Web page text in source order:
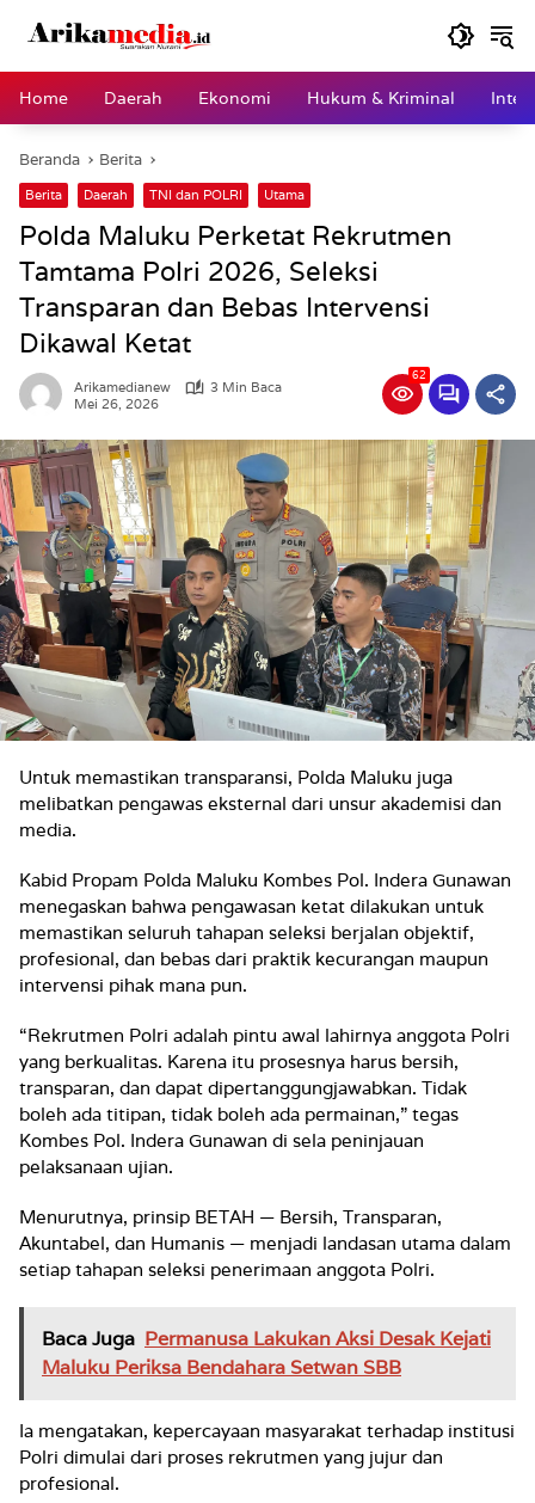
Home
Daerah Ekonomi Hukum & Kriminal
Beranda Berita
Berita Daerah TNI dan POLRI Utama
Polda Maluku Perketat Rekrutmen
Tamtama Polri 2026, Seleksi
Transparan dan Bebas Intervensi
Dikawal Ketat
Arikamedianew
3 Min Baca
Mei 26, 2026
62
Untuk memastikan transparansi, Polda Maluku juga
melibatkan pengawas eksternal dari unsur akademisi dan
media.
Kabid Propam Polda Maluku Kombes Pol. Indera Gunawan
menegaskan bahwa pengawasan ketat dilakukan untuk
memastikan seluruh tahapan seleksi berjalan objektif,
profesional, dan bebas dari praktik kecurangan maupun
intervensi pihak mana pun.
“Rekrutmen Polri adalah pintu awal lahirnya anggota Polri
yang berkualitas. Karena itu prosesnya harus bersih,
transparan, dan dapat dipertanggungjawabkan. Tidak
boleh ada titipan, tidak boleh ada permainan,” tegas
Kombes Pol. Indera Gunawan di sela peninjauan
pelaksanaan ujian.
Menurutnya, prinsip BETAH — Bersih, Transparan,
Akuntabel, dan Humanis — menjadi landasan utama dalam
setiap tahapan seleksi penerimaan anggota Polri.
Baca Juga Permanusa Lakukan Aksi Desak Kejati
Maluku Periksa Bendahara Setwan SBB
Ia mengatakan, kepercayaan masyarakat terhadap institusi
Polri dimulai dari proses rekrutmen yang jujur dan
profesional.